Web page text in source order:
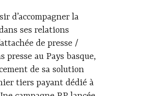
d’accompagner la
ses relations
de presse /
presse au Pays basque,
de sa solution
tiers payant dédié à